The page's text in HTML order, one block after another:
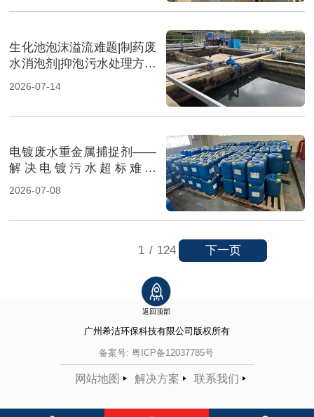
生化池泡沫溢流难题|制药废
水消泡剂|抑泡污水处理方案
（图）
2026-07-14
电镀废水重金属捕捉剂——
解决电镀污水超标难题
（图）
2026-07-08
1 / 124 下一页
返回顶部
广州希洁环保科技有限公司 版权所有
备案号: 粤ICP备12037785号
网站地图 解决方案 联系我们